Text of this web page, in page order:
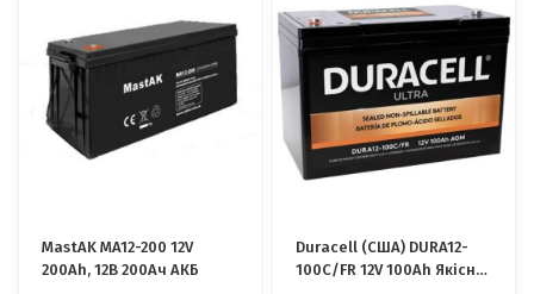
MastAK MA12-200 12V
200Ah, 12В 200Ач АКБ
Duracell (США) DURA12-
100C/FR 12V 100Ah Якісні